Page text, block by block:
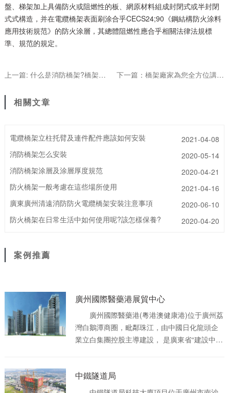
盤、梯架加上具備防火或阻燃性的板、網原材料組成封閉式或半封閉
式式構造，并在電纜橋架表面刷涂合乎CECS24;90《鋼結構防火涂料
應用技術規范》的防火涂層，其總體阻燃性應合乎相關法律法規標
準、規范的規定。
上一篇: 什么是消防橋架?橋架生產廠家全面講解 下一篇：橋架廠家為您全方位講解消防橋架
相關文章
電纜橋架立柱托臂及連件配件應該如何安裝
2021-04-08
消防橋架怎么安裝
2020-05-14
消防橋架涂層及涂層厚度規范
2020-04-21
防火橋架一般考慮在這些場所使用
2021-04-16
廣東廣州清遠消防防火電纜橋架安裝注意事項
2020-06-10
防火橋架在日常生活中如何使用呢?該怎樣保養?
2020-04-20
案例推薦
廣州國際醫藥港展貿中心
廣州國際醫藥港(粵港澳健康港)位于廣州荔
灣白鵝潭商圈，毗鄰珠江，由中國日化龍頭企
業立白集團控股主導建設， 是廣東省“建設中醫
局批準建設的醫藥商貿物流項目。 廣州國
際醫藥港總占地面積73公頃，總建筑面積約200
中鐵隧道局